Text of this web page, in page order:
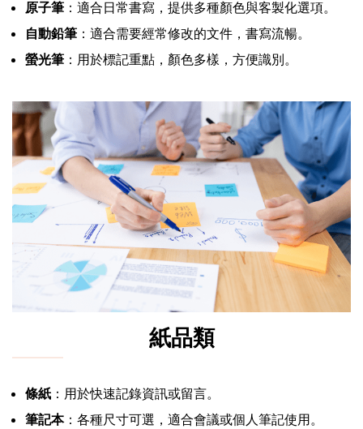
原子筆 ：適合日常書寫，提供多種顏色與客製化選項。
自動鉛筆 ：適合需要經常修改的文件，書寫流暢。
螢光筆 ：用於標記重點，顏色多樣，方便識別。
紙品類
條紙 ：用於快速記錄資訊或留言。
筆記本：各種尺寸可選，適合會議或個人筆記使用。